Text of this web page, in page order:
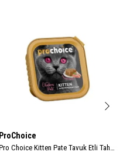
ProChoice
Pro Choice Kitten Pate Tavuk Etli Tahılsız Yaş Yavru Kedi Maması 100gr